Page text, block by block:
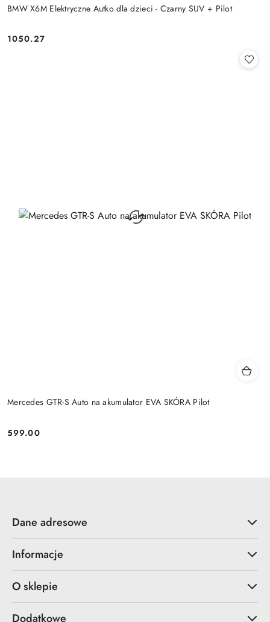
BMW X6M Elektryczne Autko dla dzieci - Czarny SUV + Pilot
Cena:
1050.27
Mercedes GTR-S Auto na akumulator EVA SKÓRA Pilot
Cena:
599.00
Dane adresowe
Informacje
O sklepie
Dodatkowe